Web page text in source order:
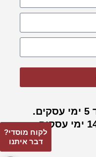
משלוח לכל הערים עד 5 ימי עסקים.
לקוח מוסדי?
דבר איתנו